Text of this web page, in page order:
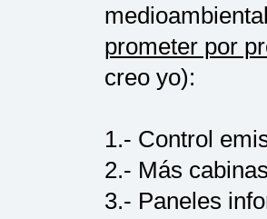
prometer por
creo yo):
1.- Control
2.- Más
3.- Paneles